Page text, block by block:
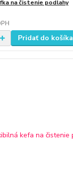
na čistenie podlahy
Pridať do košíka